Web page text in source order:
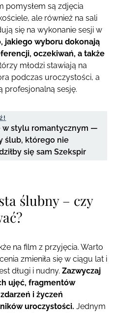
pomysłem są zdjęcia
ale również na sali
się na wykonanie sesji w
jakiego wyboru dokonają
oczekiwań, a także
młodzi stawiają na
podczas uroczystości, a
profesjonalną sesję.
w stylu romantycznym —
ślub, którego nie
się sam Szekspir
ślubny – czy
na film z przyjęcia. Warto
zmieniła się w ciągu lat i
długi i nudny. Zazwyczaj
ujęć, fragmentów
i życzeń
uroczystości. Jednym